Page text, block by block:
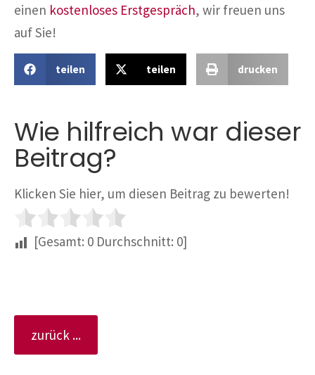
einen kostenloses Erstgespräch, wir freuen uns
auf Sie!
teilen teilen drucken
Wie hilfreich war dieser
Beitrag?
Klicken Sie hier, um diesen Beitrag zu bewerten!
[Gesamt: 0 Durchschnitt: 0]
zurück ...